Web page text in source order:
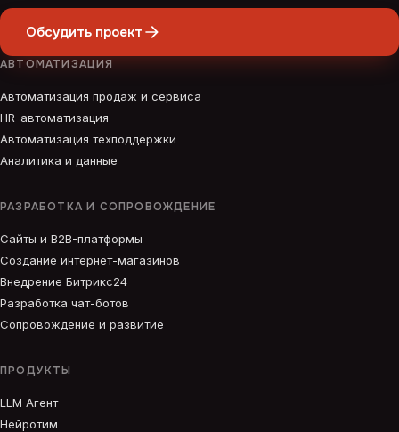
Обсудить проект
АВТОМАТИЗАЦИЯ
Автоматизация продаж и сервиса
HR-автоматизация
Автоматизация техподдержки
Аналитика и данные
РАЗРАБОТКА И СОПРОВОЖДЕНИЕ
Сайты и B2B-платформы
Создание интернет-магазинов
Внедрение Битрикс24
Разработка чат-ботов
Сопровождение и развитие
ПРОДУКТЫ
LLM Агент
Нейротим